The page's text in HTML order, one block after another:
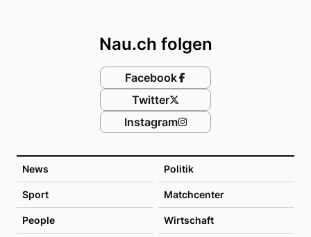
News Politik
Sport Matchcenter
People Wirtschaft
Nau.ch folgen
Facebook
Twitter
Instagram